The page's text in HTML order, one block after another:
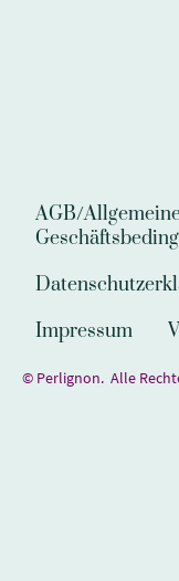
AGB/
Impressum
© Perlignon. Alle